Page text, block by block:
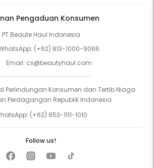
Pengaduan Konsumen
PT Beaute Haul Indonesia
(+62) 813-1000-9066
Email: cs@beautyhaul.com
Perlindungan Konsumen dan Tertib Niaga
Perdagangan Republik Indonesia
(+62) 853-1111-1010
Follow us!